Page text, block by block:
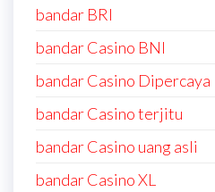
bandar BRI
bandar Casino BNI
bandar Casino Dipercaya
bandar Casino terjitu
bandar Casino uang asli
bandar Casino XL